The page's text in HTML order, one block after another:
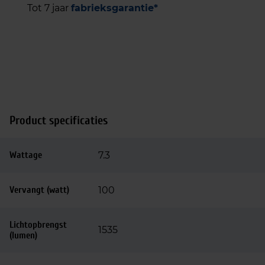
Tot 7 jaar fabrieksgarantie*
Product specificaties
Wattage 7.3
Vervangt (watt) 100
Lichtopbrengst
(lumen)
1535